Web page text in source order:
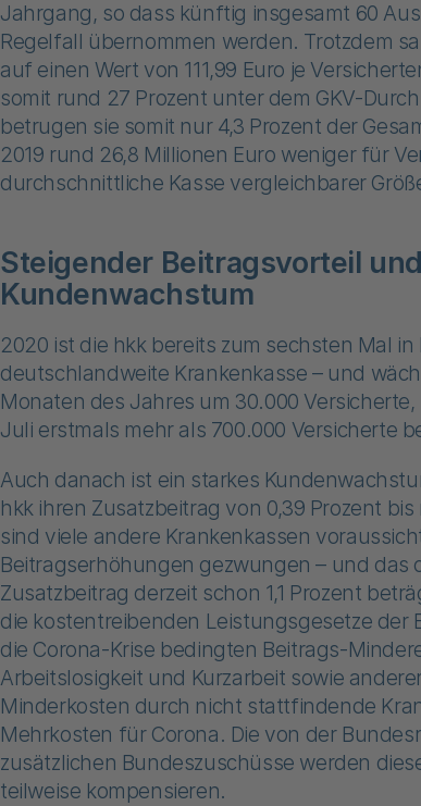
Jahrgang, so dass künftig insgesamt 60
Regelfall übernommen werden. Trotzdem
auf einen Wert von 111,99 Euro je
somit rund 27 Prozent unter dem GKV-
betrugen sie somit nur 4,3 Prozent der
2019 rund 26,8 Millionen Euro weniger für
durchschnittliche Kasse vergleichbarer
Steigender Beitragsvorteil
Kundenwachstum
2020 ist die hkk bereits zum sechsten Mal
deutschlandweite Krankenkasse – und
Monaten des Jahres um 30.000
Juli erstmals mehr als 700.000 Versicherte
Auch danach ist ein starkes
hkk ihren Zusatzbeitrag von 0,39 Prozent
sind viele andere Krankenkassen
Beitragserhöhungen gezwungen – und
Zusatzbeitrag derzeit schon 1,1 Prozent
die kostentreibenden Leistungsgesetze der
die Corona-Krise bedingten Beitrags-
Arbeitslosigkeit und Kurzarbeit sowie
Minderkosten durch nicht stattfindende
Mehrkosten für Corona. Die von der
zusätzlichen Bundeszuschüsse werden
teilweise kompensieren.